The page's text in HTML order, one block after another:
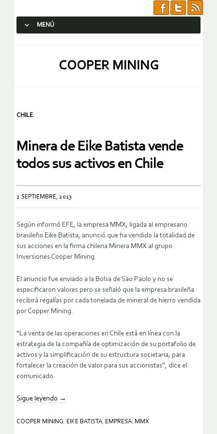
MENÚ
COOPER MINING
CHILE
Minera de Eike Batista vende
todos sus activos en Chile
2 SEPTIEMBRE, 2013
Según informó EFE, la empresa MMX, ligada al empresario
brasileño Eike Batista, anunció que ha vendido la totalidad de
sus acciones en la firma chilena Minera MMX al grupo
Inversiones Cooper Mining.
El anuncio fue enviado a la Bolsa de Sao Paulo y no se
especificaron valores pero se señaló que la empresa brasileña
recibirá regalías por cada tonelada de mineral de hierro vendida
por Copper Mining.
“La venta de las operaciones en Chile está en línea con la
estrategia de la compañía de optimización de su portafolio de
activos y la simplificación de su estructura societaria, para
fortalecer la creación de valor para sus accionistas”, dice el
comunicado.
Sigue leyendo →
COOPER MINING, EIKE BATISTA, EMPRESA: MMX